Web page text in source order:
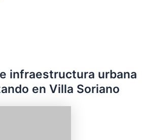
infraestructura urbana
en Villa Soriano